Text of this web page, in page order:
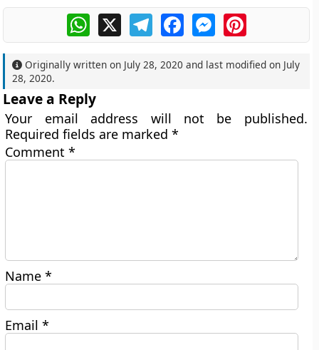
WhatsApp
X TelegramFacebookMessengerPinterest
Originally written on July 28, 2020 and last modified on July
28, 2020.
Leave a Reply
Your email address will not be published.
Required fields are marked*
Comment*
Name*
Email*